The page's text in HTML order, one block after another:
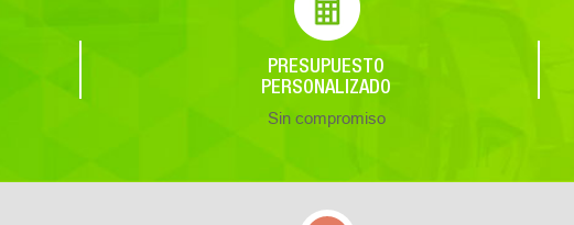
PRESUPUESTO
PERSONALIZADO
Sin compromiso